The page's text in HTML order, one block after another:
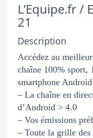
L’Equipe.fr /
21
Description
Accédez au
chaîne 100% sport,
smartphone
– La chaîne en
d’Android > 4.0
– Vos émissions
– Toute la grille des